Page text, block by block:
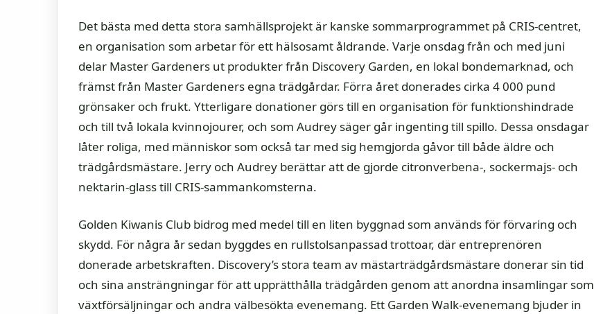
Det bästa med detta stora samhällsprojekt är kanske sommarprogrammet på CRIS-centret,
en organisation som arbetar för ett hälsosamt åldrande. Varje onsdag från och med juni
delar Master Gardeners ut produkter från Discovery Garden, en lokal bondemarknad, och
främst från Master Gardeners egna trädgårdar. Förra året donerades cirka 4 000 pund
grönsaker och frukt. Ytterligare donationer görs till en organisation för funktionshindrade
och till två lokala kvinnojourer, och som Audrey säger går ingenting till spillo. Dessa onsdagar
låter roliga, med människor som också tar med sig hemgjorda gåvor till både äldre och
trädgårdsmästare. Jerry och Audrey berättar att de gjorde citronverbena-, sockermajs- och
nektarin-glass till CRIS-sammankomsterna.
Golden Kiwanis Club bidrog med medel till en liten byggnad som används för förvaring och
skydd. För några år sedan byggdes en rullstolsanpassad trottoar, där entreprenören
donerade arbetskraften. Discovery’s stora team av mästarträdgårdsmästare donerar sin tid
och sina ansträngningar för att upprätthålla trädgården genom att anordna insamlingar som
växtförsäljningar och andra välbesökta evenemang. Ett Garden Walk-evenemang bjuder in